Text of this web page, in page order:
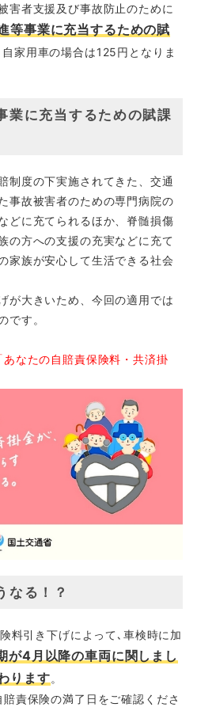
害者支援及び事故防止のために
等事業に充当するための賦
家用車の場合は125円となりま
業に充当するための賦課
制度の下実施されてきた、交通
事故被害者のための専門病院の
どに充てられるほか、脊髄損傷
の方への支援の充実などに充て
家族が安心して生活できる社会
が大きいため、今回の適用では
です。
なたの自賠責保険料・共済掛
なる！？
料引き下げによって､車検時に加
が4月以降の車両に関しまし
ります。
責保険の満了日をご確認くださ